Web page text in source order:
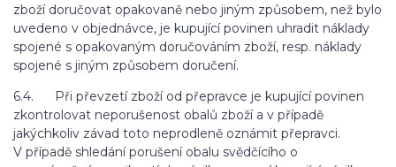
zboží doručovat opakovaně nebo jiným způsobem, než bylo
uvedeno v objednávce, je kupující povinen uhradit náklady
spojené s opakovaným doručováním zboží, resp. náklady
spojené s jiným způsobem doručení.
6.4. Při převzetí zboží od přepravce je kupující povinen
zkontrolovat neporušenost obalů zboží a v případě
jakýchkoliv závad toto neprodleně oznámit přepravci.
V případě shledání porušení obalu svědčícího o